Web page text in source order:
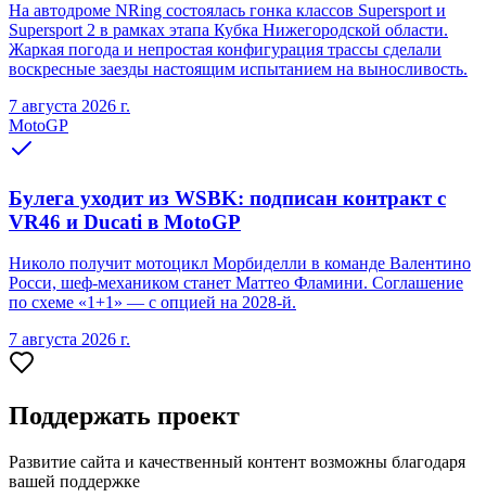
На автодроме NRing состоялась гонка классов Supersport и
Supersport 2 в рамках этапа Кубка Нижегородской области.
Жаркая погода и непростая конфигурация трассы сделали
воскресные заезды настоящим испытанием на выносливость.
7 августа 2026 г.
MotoGP
Булега уходит из WSBK: подписан контракт с
VR46 и Ducati в MotoGP
Николо получит мотоцикл Морбиделли в команде Валентино
Росси, шеф-механиком станет Маттео Фламини. Соглашение
по схеме «1+1» — с опцией на 2028-й.
7 августа 2026 г.
Поддержать проект
Развитие сайта и качественный контент возможны благодаря
вашей поддержке